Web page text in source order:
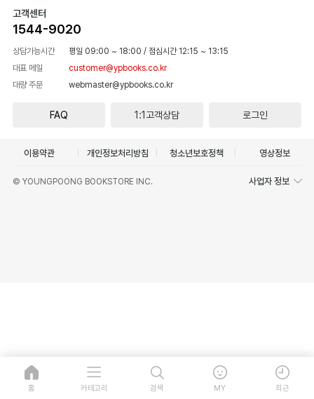
고객센터
1544-9020
상담가능시간 평일 09:00 ~ 18:00 / 점심시간 12:15 ~ 13:15
대표 메일
customer@ypbooks.co.kr
대량 주문
webmaster@ypbooks.co.kr
FAQ 1:1고객상담 로그인
이용약관 개인정보처리방침 청소년보호정책 영상정보
© YOUNGPOONG BOOKSTORE INC. 사업자 정보
홈 카테고리 검색 MY 최근